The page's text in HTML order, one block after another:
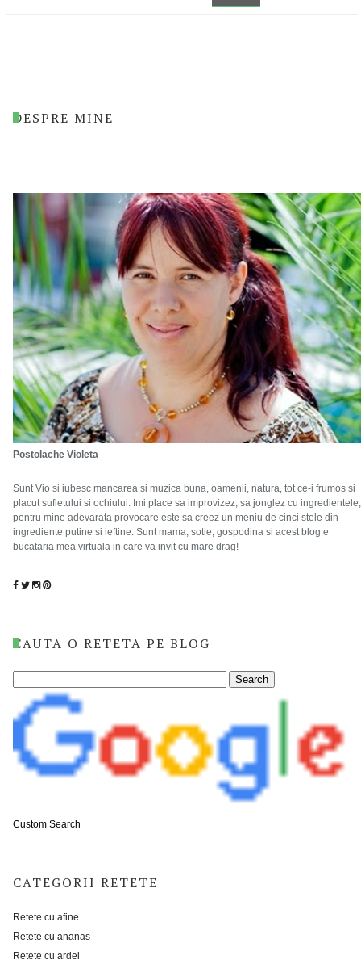
DESPRE MINE
Postolache Violeta
Sunt Vio si iubesc mancarea si muzica buna, oamenii, natura, tot ce-i frumos si
placut sufletului si ochiului. Imi place sa improvizez, sa jonglez cu ingredientele,
pentru mine adevarata provocare este sa creez un meniu de cinci stele din
ingrediente putine si ieftine. Sunt mama, sotie, gospodina si acest blog e
bucataria mea virtuala in care va invit cu mare drag!
CAUTA O RETETA PE BLOG
Custom Search
CATEGORII RETETE
Retete cu afine
Retete cu ananas
Retete cu ardei